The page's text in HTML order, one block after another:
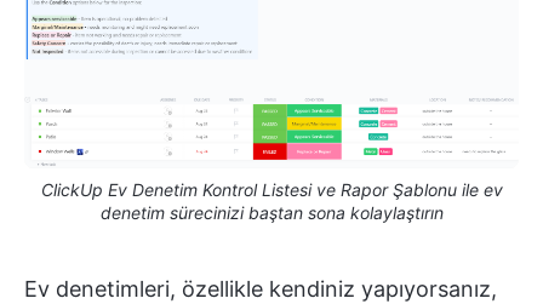
ClickUp Ev Denetim Kontrol Listesi ve Rapor Şablonu ile ev
denetim sürecinizi baştan sona kolaylaştırın
Ev denetimleri, özellikle kendiniz yapıyorsanız,